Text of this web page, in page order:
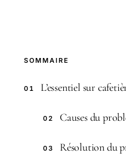
SOMMAIRE
01 L’essentiel sur
02 Causes du
03 Résolution du